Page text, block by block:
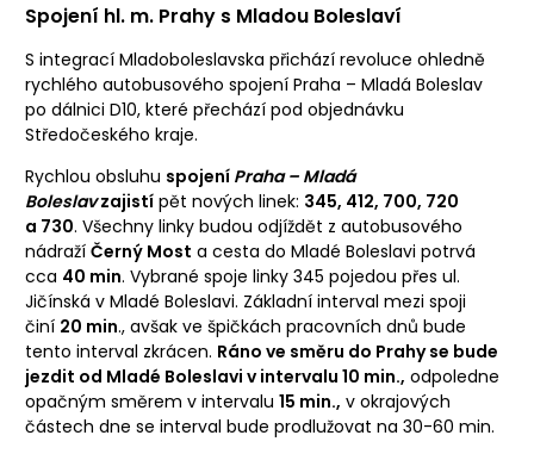
Spojení hl. m. Prahy s Mladou Boleslaví
S integrací Mladoboleslavska přichází revoluce ohledně
rychlého autobusového spojení Praha – Mladá Boleslav
po dálnici D10, které přechází pod objednávku
Středočeského kraje.
Rychlou obsluhu spojení Praha – Mladá
Boleslavzajistí pět nových linek: 345, 412, 700, 720
a 730. Všechny linky budou odjíždět z autobusového
nádraží Černý Most a cesta do Mladé Boleslavi potrvá
cca 40 min. Vybrané spoje linky 345 pojedou přes ul.
Jičínská v Mladé Boleslavi. Základní interval mezi spoji
činí 20 min., avšak ve špičkách pracovních dnů bude
tento interval zkrácen. Ráno ve směru do Prahy se bude
jezdit od Mladé Boleslavi v intervalu 10 min., odpoledne
opačným směrem v intervalu 15 min., v okrajových
částech dne se interval bude prodlužovat na 30-60 min.